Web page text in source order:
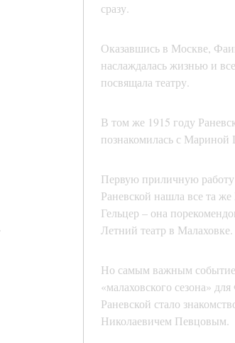
сразу.
Оказавшись в Москве,
наслаждалась жизнью и
посвящала театру.
В том же 1915 году
познакомилась с Мариной
Первую приличную
Раневской нашла все та же
Гельцер – она
Летний театр в Малаховке.
Но самым важным
«малаховского сезона»
Раневской стало
Николаевичем Певцовым.